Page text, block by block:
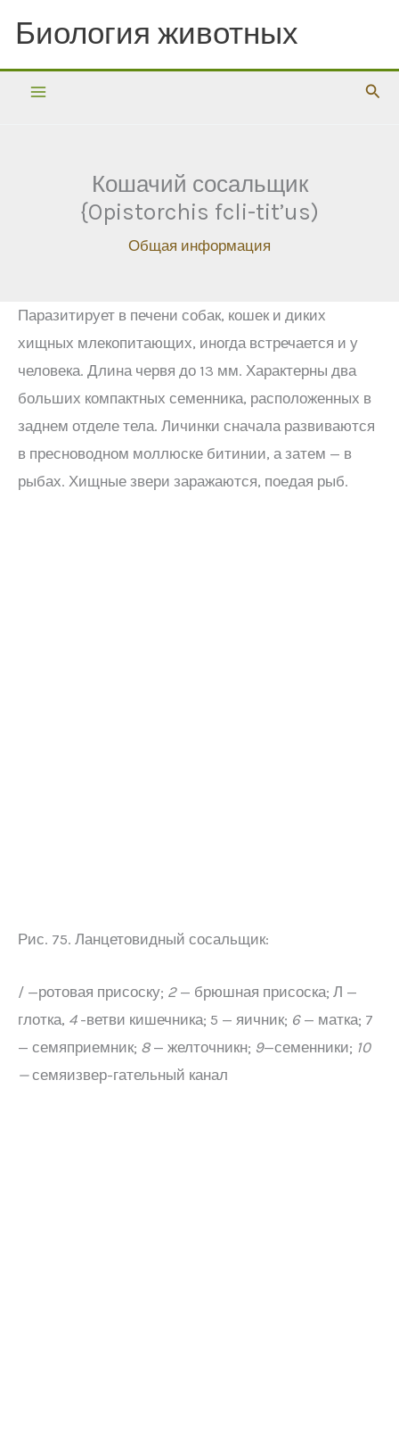
содержимому
Биология животных
Кошачий сосальщик
{Opistorchis fcli-tit’us)
Общая информация
Паразитирует в печени собак, кошек и диких
хищных млекопитающих, иногда встречается и у
человека. Длина червя до 13 мм. Характерны два
больших компактных семенника, расположенных в
заднем отделе тела. Личинки сначала развиваются
в пресноводном моллюске битинии, а затем — в
рыбах. Хищные звери заражаются, поедая рыб.
Рис. 75. Ланцетовидный сосальщик:
/ —ротовая присоску; 2— брюшная присоска; Л —
глотка, 4-ветви кишечника; 5 — яичник; 6— матка; 7
— семяприемник; 8— желточникн; 9—семенники; 10
—семяизвер-гательный канал